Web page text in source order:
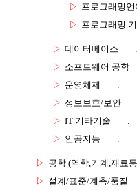
▷ 프로그래밍언
▷ 프로그래밍
▷ 데이터베이스
▷ 소프트웨어 공학
▷ 운영체제 :
▷ 정보보호/보안
▷ IT 기타기술 :
▷ 인공지능 :
▷ 공학 (역학,기계,재료
▷ 설계/표준/계측/품질